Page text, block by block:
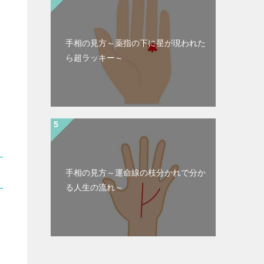
手相の見方～薬指の下に星が現われた
ら超ラッキー～
手相の見方～運命線の枝分かれで分か
る人生の流れ～